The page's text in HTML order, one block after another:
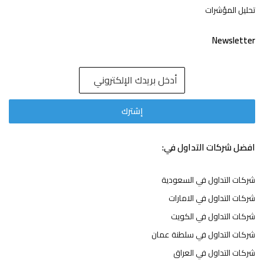
تحليل المؤشرات
Newsletter
افضل شركات التداول في:
شركات التداول في السعودية
شركات التداول في الامارات
شركات التداول في الكويت
شركات التداول في سلطنة عمان
شركات التداول في العراق